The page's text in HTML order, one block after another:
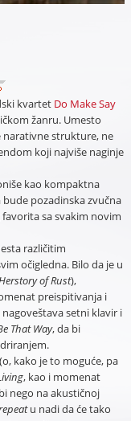
kvartet Do Make Say
žanru. Umesto
narativne strukture, ne
koji najviše naginje
kao kompaktna
pozadinska zvučna
sa svakim novim
različitim
očigledna. Bilo da je u
of Rust),
preispitivanja i
nagoveštava setni klavir i
That Way, da bi
kako je to moguće, pa
, kao i momenat
nego na akustičnoj
u nadi da će tako